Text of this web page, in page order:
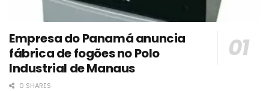
Empresa do Panamá anuncia
fábrica de fogões no Polo
Industrial de Manaus
0 SHARES